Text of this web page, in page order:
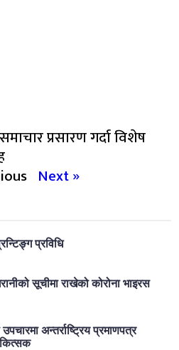
प्रसारण गर्दा विशेष
Next »
प्रविधि
सूचीमा राखेको कोरोना भाइरस
अन्तर्राष्ट्रिय प्रमाणपत्र